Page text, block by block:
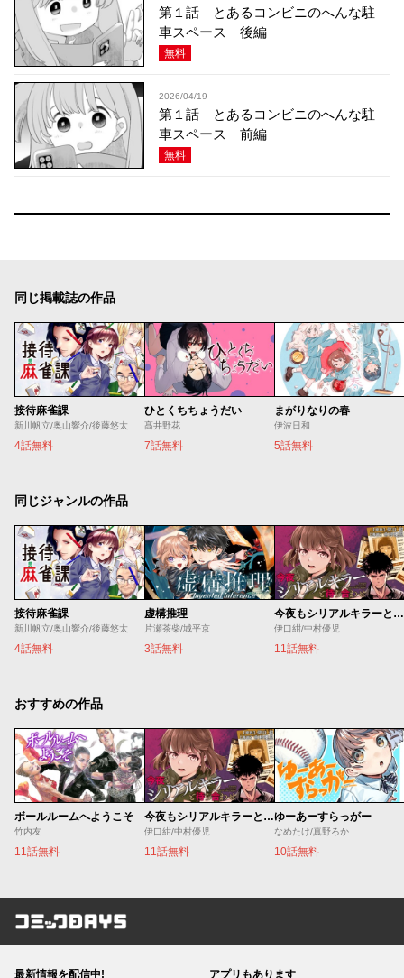
第１話 とあるコンビニのへんな駐
車スペース 後編
無料
2026/04/19
第１話 とあるコンビニのへんな駐
車スペース 前編
無料
同じ掲載誌の作品
接待麻雀課
新川帆立/奥山響介/後藤悠太
4話無料
ひとくちちょうだい
髙井野花
7話無料
まがりなりの春
伊波日和
5話無料
同じジャンルの作品
接待麻雀課
新川帆立/奥山響介/後藤悠太
4話無料
虚構推理
片瀬茶柴/城平京
3話無料
今夜もシリアルキラーと待ち合わせ
伊口紺/中村優児
11話無料
おすすめの作品
ボールルームへようこそ
竹内友
11話無料
今夜もシリアルキラーと待ち合わせ
伊口紺/中村優児
11話無料
ゆーあーすらっがー
なめたけ/真野ろか
10話無料
コミックDAYS
最新情報を配信中! アプリもあります